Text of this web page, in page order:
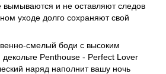
вымываются и не оставляют следов
уходе долго сохраняют свой
смелый боди с высоким
декольте Penthouse - Perfect Lover
наряд наполнит вашу ночь